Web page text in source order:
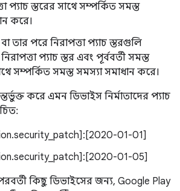
প্যাচ স্তরের সাথে সম্পর্কিত সমস্ত
করে।
তার পরে নিরাপত্তা প্যাচ স্তরগুলি
প্যাচ স্তর এবং পূর্ববর্তী সমস্ত
সম্পর্কিত সমস্ত সমস্যা সমাধান করে।
করে এমন ডিভাইস নির্মাতাদের প্যাচ
01-01]
01-05]
কিছু ডিভাইসের জন্য, Google Play